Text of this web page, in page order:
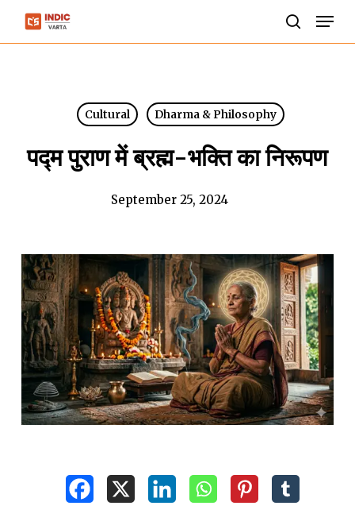
Skip
Cultural Dharma & Philosophy
पद्म पुराण में ब्रह्म-भक्ति का निरूपण
September 25, 2024